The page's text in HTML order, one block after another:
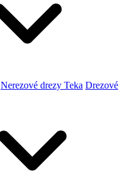
Nerezové drezy Teka Drezové